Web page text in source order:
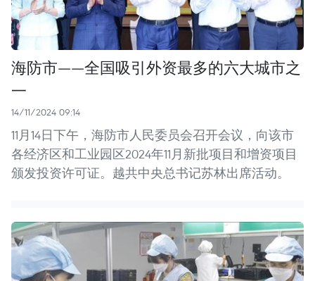
海防市——全国吸引外资最多的六大城市之
一
14/11/2024 09:14
11月14日下午，海防市人民委员会召开会议，向该市
各经济区和工业园区2024年11月新批项目和增资项目
颁发投资许可证。越共中央总书记苏林出席活动。